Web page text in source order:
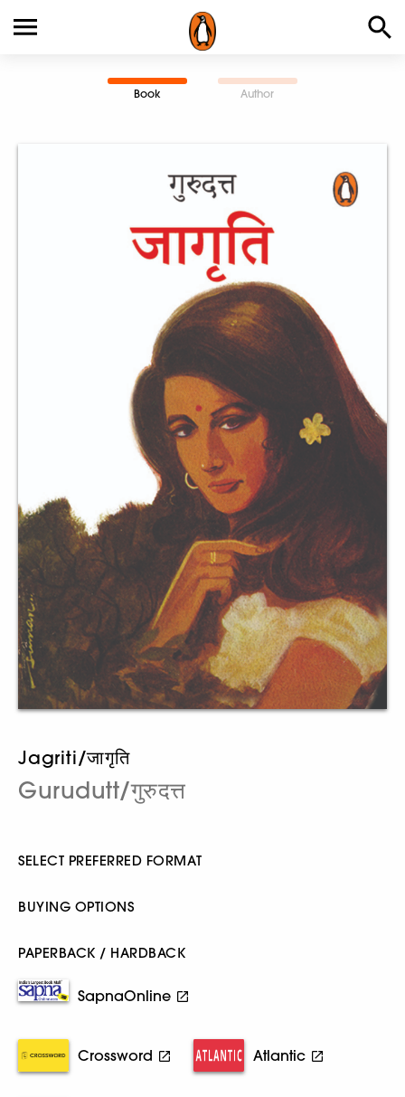
Book Author
Jagriti/जागृति
Gurudutt/गुरुदत्त
SELECT PREFERRED FORMAT
BUYING OPTIONS
PAPERBACK / HARDBACK
SapnaOnline
Crossword Atlantic